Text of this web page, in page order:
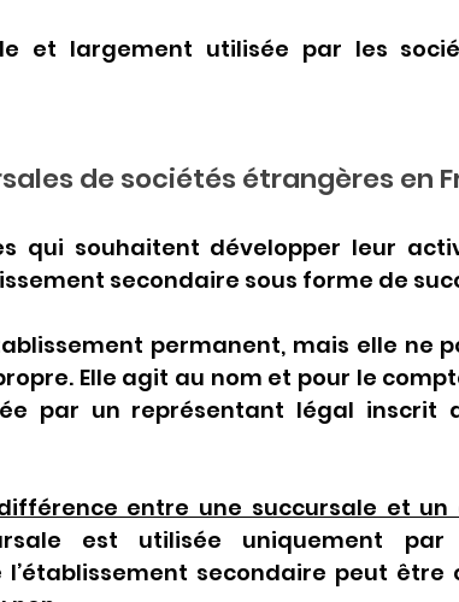
et largement utilisée par les
de sociétés étrangères en
qui souhaitent développer leur
secondaire sous forme de
permanent, mais elle ne
Elle agit au nom et pour le
par un représentant légal inscrit
entre une succursale et un
est utilisée uniquement par
secondaire peut être